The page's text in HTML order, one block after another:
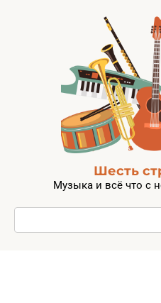
Шесть
Музыка и всё что с
Поиск: